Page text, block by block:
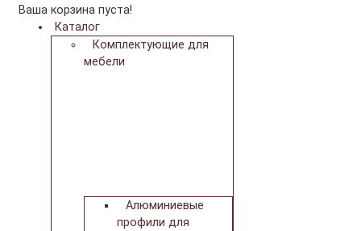
Ваша корзина пуста!
Каталог
Комплектующие для
мебели
Алюминиевые
профили для